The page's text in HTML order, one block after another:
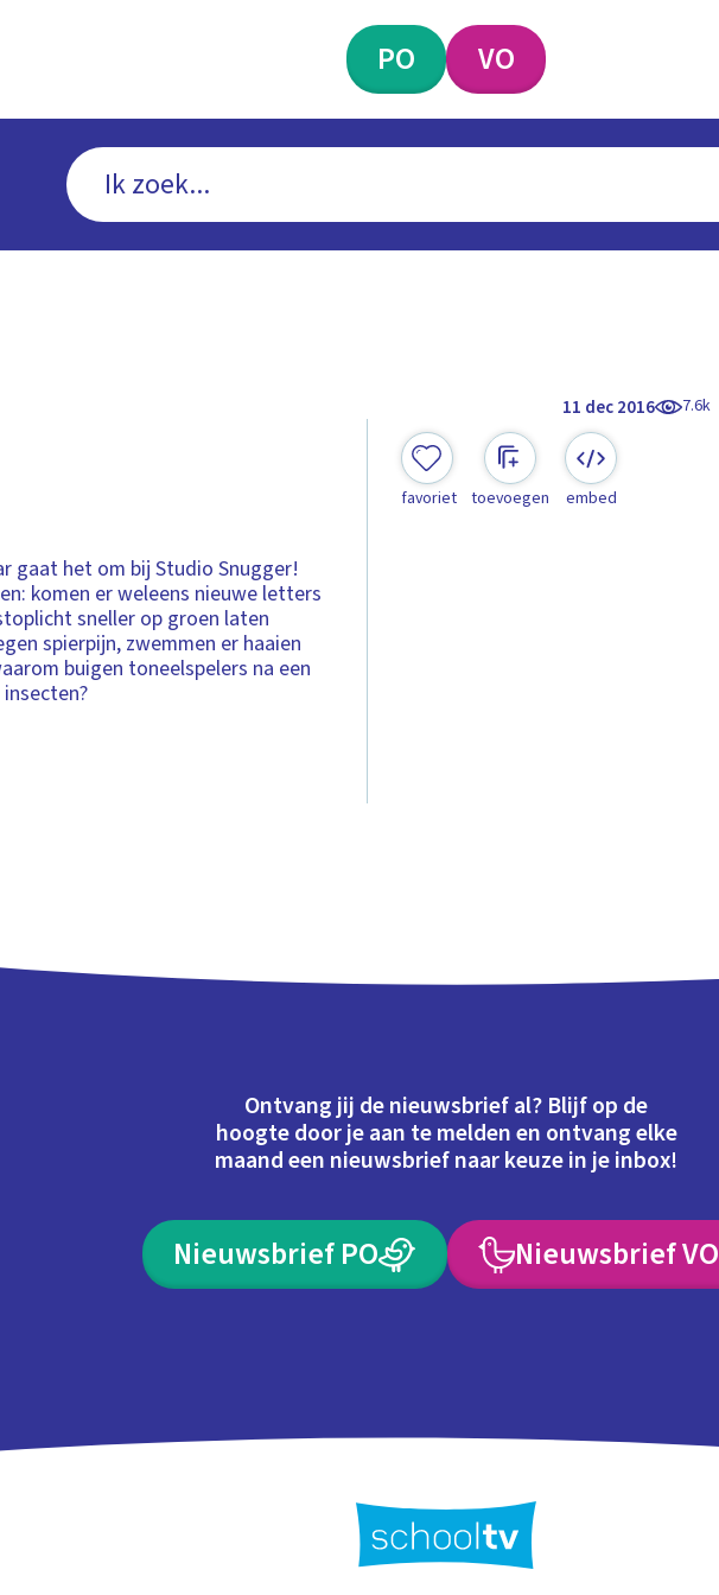
PO VO
11 dec 2016 7.6k
gaat het om bij Studio Snugger!
komen er weleens nieuwe letters
sneller op groen laten
spierpijn, zwemmen er haaien
buigen toneelspelers na een
favoriet toevoegen embed
Ontvang jij de nieuwsbrief al? Blijf op de
hoogte door je aan te melden en ontvang elke
maand een nieuwsbrief naar keuze in je inbox!
Nieuwsbrief PO Nieuwsbrief VO